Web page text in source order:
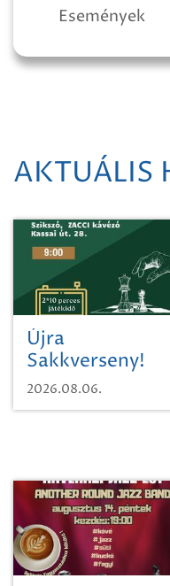
Események
AKTUÁLIS
Újra
Sakkverseny!
2026.08.06.